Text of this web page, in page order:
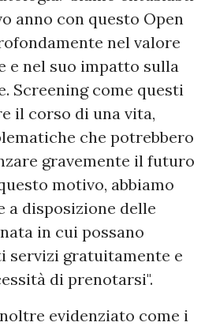
anno con questo Open
nel valore
e nel suo impatto sulla
Screening come questi
il corso di una vita,
che potrebbero
gravemente il futuro
motivo, abbiamo
a disposizione delle
in cui possano
servizi gratuitamente e
di prenotarsi".
evidenziato come i